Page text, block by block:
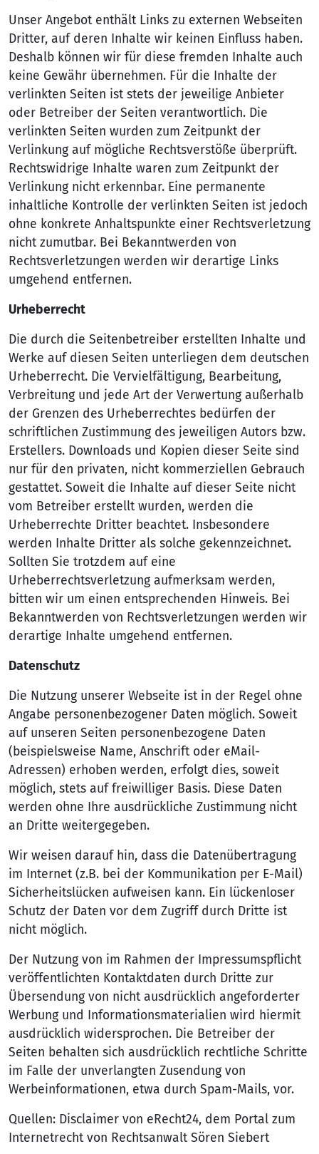
Unser Angebot enthält Links zu externen Webseiten
Dritter, auf deren Inhalte wir keinen Einfluss haben.
Deshalb können wir für diese fremden Inhalte auch
keine Gewähr übernehmen. Für die Inhalte der
verlinkten Seiten ist stets der jeweilige Anbieter
oder Betreiber der Seiten verantwortlich. Die
verlinkten Seiten wurden zum Zeitpunkt der
Verlinkung auf mögliche Rechtsverstöße überprüft.
Rechtswidrige Inhalte waren zum Zeitpunkt der
Verlinkung nicht erkennbar. Eine permanente
inhaltliche Kontrolle der verlinkten Seiten ist jedoch
ohne konkrete Anhaltspunkte einer Rechtsverletzung
nicht zumutbar. Bei Bekanntwerden von
Rechtsverletzungen werden wir derartige Links
umgehend entfernen.
Urheberrecht
Die durch die Seitenbetreiber erstellten Inhalte und
Werke auf diesen Seiten unterliegen dem deutschen
Urheberrecht. Die Vervielfältigung, Bearbeitung,
Verbreitung und jede Art der Verwertung außerhalb
der Grenzen des Urheberrechtes bedürfen der
schriftlichen Zustimmung des jeweiligen Autors bzw.
Erstellers. Downloads und Kopien dieser Seite sind
nur für den privaten, nicht kommerziellen Gebrauch
gestattet. Soweit die Inhalte auf dieser Seite nicht
vom Betreiber erstellt wurden, werden die
Urheberrechte Dritter beachtet. Insbesondere
werden Inhalte Dritter als solche gekennzeichnet.
Sollten Sie trotzdem auf eine
Urheberrechtsverletzung aufmerksam werden,
bitten wir um einen entsprechenden Hinweis. Bei
Bekanntwerden von Rechtsverletzungen werden wir
derartige Inhalte umgehend entfernen.
Datenschutz
Die Nutzung unserer Webseite ist in der Regel ohne
Angabe personenbezogener Daten möglich. Soweit
auf unseren Seiten personenbezogene Daten
(beispielsweise Name, Anschrift oder eMail-
Adressen) erhoben werden, erfolgt dies, soweit
möglich, stets auf freiwilliger Basis. Diese Daten
werden ohne Ihre ausdrückliche Zustimmung nicht
an Dritte weitergegeben.
Wir weisen darauf hin, dass die Datenübertragung
im Internet (z.B. bei der Kommunikation per E-Mail)
Sicherheitslücken aufweisen kann. Ein lückenloser
Schutz der Daten vor dem Zugriff durch Dritte ist
nicht möglich.
Der Nutzung von im Rahmen der Impressumspflicht
veröffentlichten Kontaktdaten durch Dritte zur
Übersendung von nicht ausdrücklich angeforderter
Werbung und Informationsmaterialien wird hiermit
ausdrücklich widersprochen. Die Betreiber der
Seiten behalten sich ausdrücklich rechtliche Schritte
im Falle der unverlangten Zusendung von
Werbeinformationen, etwa durch Spam-Mails, vor.
Quellen: Disclaimer von eRecht24, dem Portal zum
Internetrecht von Rechtsanwalt Sören Siebert